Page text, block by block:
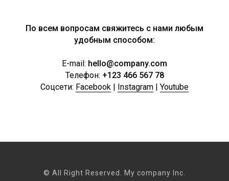
По всем вопросам свяжитесь с нами любым
удобным способом:
E-mail: hello@company.com
Телефон: +123 466 567 78
Соцсети: Facebook | Instagram | Youtube
© All Right Reserved. My company Inc.